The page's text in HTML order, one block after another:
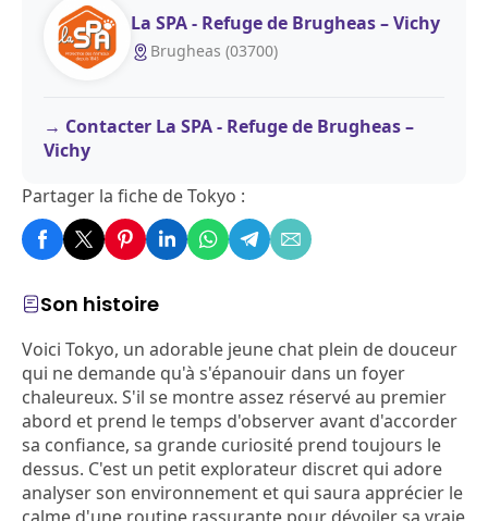
Son histoire
Voici Tokyo, un adorable jeune chat plein de douceur
qui ne demande qu'à s'épanouir dans un foyer
chaleureux. S'il se montre assez réservé au premier
abord et prend le temps d'observer avant d'accorder
sa confiance, sa grande curiosité prend toujours le
dessus. C'est un petit explorateur discret qui adore
analyser son environnement et qui saura apprécier le
La SPA - Refuge de Brugheas – Vichy
Brugheas (03700)
Contacter La SPA - Refuge de Brugheas –
Vichy
Partager la fiche de Tokyo :